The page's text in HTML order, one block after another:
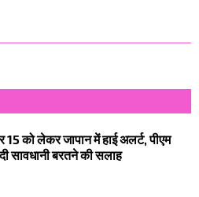
15 को लेकर जापान में हाई अलर्ट, पीएम
सावधानी बरतने की सलाह